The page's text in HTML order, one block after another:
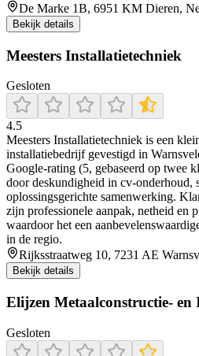
De Marke 1B, 6951 KM Dieren,
Bekijk details
Meesters Installatietechniek
Gesloten
4.5
Meesters Installatietechniek is een
installatiebedrijf gevestigd in
Google‑rating (5, gebaseerd op twee
door deskundigheid in cv‑onderhoud,
oplossingsgerichte samenwerking.
zijn professionele aanpak, netheid en
waardoor het een
in de regio.
Rijksstraatweg 10, 7231 AE
Bekijk details
Elijzen Metaalconstructie- en
Gesloten